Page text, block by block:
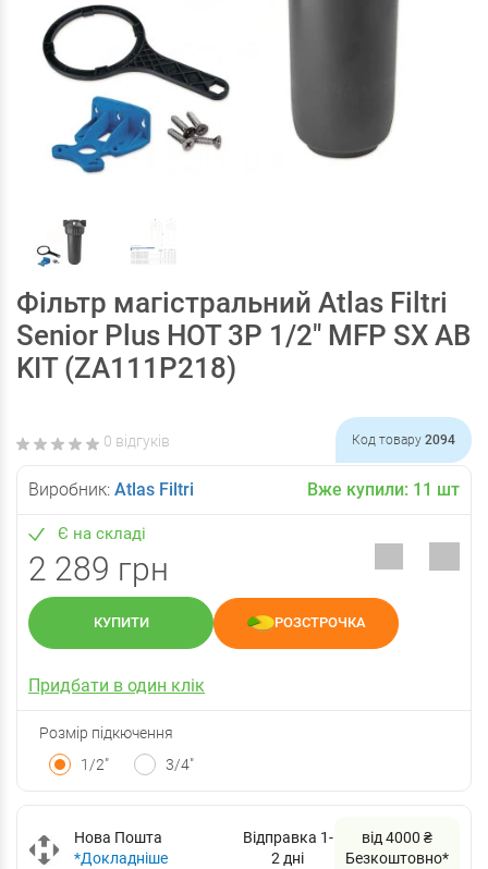
Фільтр магістральний Atlas Filtri
Senior Plus HOT 3P 1/2" MFP SX AB
KIT (ZA111P218)
0 відгуків Код товару 2094
Виробник: Atlas Filtri Вже купили: 11 шт
Є на складі
2 289 грн
КУПИТИ РОЗСТРОЧКА
Придбати в один клік
Розмір підкючення
1/2"
3/4"
Нова Пошта
*Докладніше
Відправка 1-
2 дні
від 4000 ₴
Безкоштовно*